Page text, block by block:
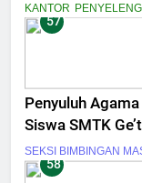
KANTOR
57
Penyuluh
Siswa SMTK Ge’tengan Hidup Dalam Ketekunan
Iman
SEKSI BIMBINGAN
58